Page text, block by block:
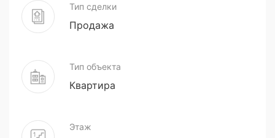
Тип сделки
Продажа
Тип объекта
Квартира
Этаж